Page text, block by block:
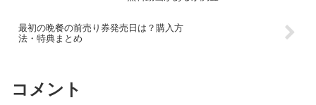
最初の晩餐の前売り券発売日は？購入方
法・特典まとめ
コメント